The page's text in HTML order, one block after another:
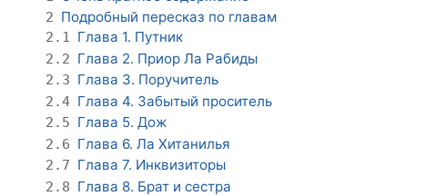
2 Подробный пересказ по главам
2.1 Глава 1. Путник
2.2 Глава 2. Приор Ла Рабиды
2.3 Глава 3. Поручитель
2.4 Глава 4. Забытый проситель
2.5 Глава 5. Дож
2.6 Глава 6. Ла Хитанилья
2.7 Глава 7. Инквизиторы
2.8 Глава 8. Брат и сестра